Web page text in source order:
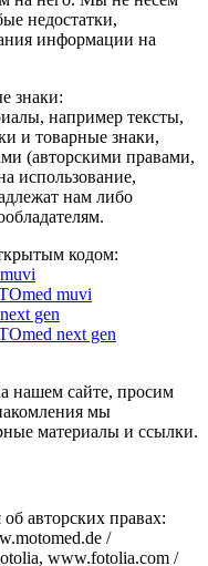
недостатки,
информации на
знаки:
например тексты,
и товарные знаки,
(авторскими правами,
использование,
нам либо
кодом:
muvi
gen
next gen
нашем сайте, просим
мы
материалы и ссылки.
авторских правах:
/
www.fotolia.com /